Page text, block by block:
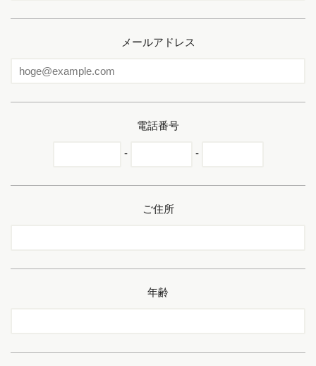
メールアドレス
電話番号
- -
ご住所
年齢